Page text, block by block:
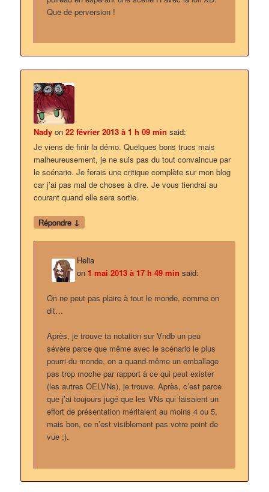
Que de perversion !
Nady on22 février 2013 à 1 h 09 min said:
Je viens de finir la démo. Quelques bons trucs mais
malheureusement, je ne suis pas du tout convaincue par
le scénario. Je ferais une critique complète sur mon blog
car j’ai pas mal de choses à dire. Je vous tiendrai au
courant quand elle sera sortie.
Répondre ↓
Helia
on 1 mai 2013 à 17 h 49 min said:
On ne peut pas plaire à tout le monde, comme on
dit…
Après, je trouve ta notation sur Vndb un peu
sévère parce que même avec le scénario le plus
pourri du monde, on a quand-même un emballage
pas trop moche par rapport à ce qui peut exister
(les autres OELVNs), je trouve. Après, c’est parce
que j’ai toujours jugé que les VNs qui faisaient un
effort de présentation méritaient au moins 4 ou 5,
mais bon, ce n’est visiblement pas votre point de
vue ;).